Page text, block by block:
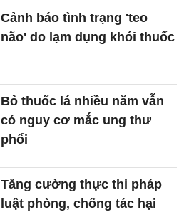
Cảnh báo tình trạng 'teo
não' do lạm dụng khói thuốc
Bỏ thuốc lá nhiều năm vẫn
có nguy cơ mắc ung thư
phổi
Tăng cường thực thi pháp
luật phòng, chống tác hại